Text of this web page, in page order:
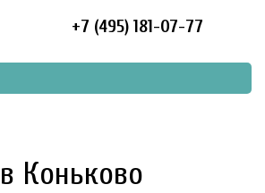
+7 (495) 181-07-77
Коньково